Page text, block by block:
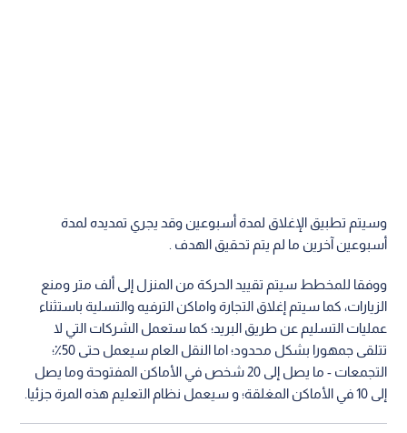
وسيتم تطبيق الإغلاق لمدة أسبوعين وقد يجري تمديده لمدة
أسبوعين آخرين ما لم يتم تحقيق الهدف .
ووفقا للمخطط سيتم تقييد الحركة من المنزل إلى ألف متر ومنع
الزيارات، كما سيتم إغلاق التجارة واماكن الترفيه والتسلية باستثناء
عمليات التسليم عن طريق البريد؛ كما ستعمل الشركات التي لا
تتلقى جمهورا بشكل محدود؛ اما النقل العام سيعمل حتى 50٪؛
التجمعات - ما يصل إلى 20 شخص في الأماكن المفتوحة وما يصل
إلى 10 في الأماكن المغلقة؛ و سيعمل نظام التعليم هذه المرة جزئيا.